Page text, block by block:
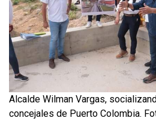
Alcalde Wilman Vargas,
concejales de Puerto Colombia.